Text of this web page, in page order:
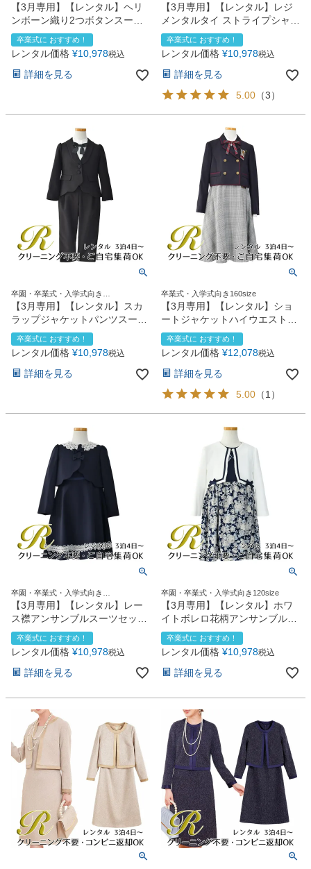
【3月専用】【レンタル】ヘリ
ンボーン織り2つボタンスーツ5
点セット(CAT525611)ネイビー
卒業式に おすすめ！
レンタル価格 ¥10,978税込
詳細を見る
【3月専用】【レンタル】レジ
メンタルタイ ストライプシャツ
長ズボンスーツ5点セット
(CAT525610)ブラック
卒業式に おすすめ！
レンタル価格 ¥10,978税込
詳細を見る
5.00 （3）
卒園・卒業式・入学式向き
120size130size
【3月専用】【レンタル】スカ
ラップジャケットパンツスーツ
4点セット(CAT437310)ブラッ
ク
卒業式に おすすめ！
レンタル価格 ¥10,978税込
詳細を見る
卒業式・入学式向き160size
【3月専用】【レンタル】ショ
ートジャケットハイウエストス
カートスーツ5点セット
(CAT422503)ネイビー
卒業式に おすすめ！
レンタル価格 ¥12,078税込
詳細を見る
5.00 （1 ）
卒園・卒業式・入学式向き
120size130size
【3月専用】【レンタル】レー
ス襟アンサンブルスーツセット
(CAT137350)ネイビー
卒業式に おすすめ！
レンタル価格 ¥10,978税込
詳細を見る
卒園・卒業式・入学式向き120size
【3月専用】【レンタル】ホワ
イトボレロ花柄アンサンブルス
ーツセット(AST337901)ネイビ
ー
卒業式に おすすめ！
レンタル価格 ¥10,978税込
詳細を見る